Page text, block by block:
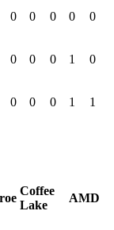
0 0 0 0 0
0 0 0 1 0
0 0 0 1 1
Coffee
Lake
AMD